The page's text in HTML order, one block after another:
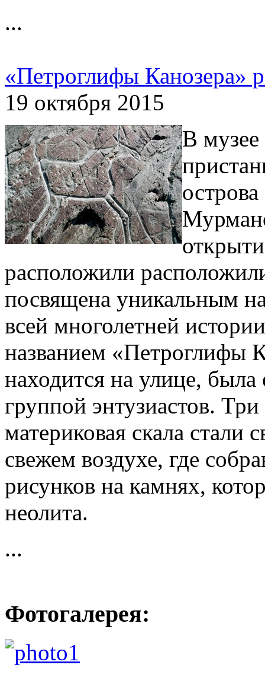
...
«Петроглифы Канозера»
19 октября 2015
В музее
расположили
посвящена уникальным
всей многолетней
названием «Петроглифы
находится на улице,
группой энтузиастов.
материковая скала стали
свежем воздухе, где
рисунков на камнях,
неолита.
...
Фотогалерея: